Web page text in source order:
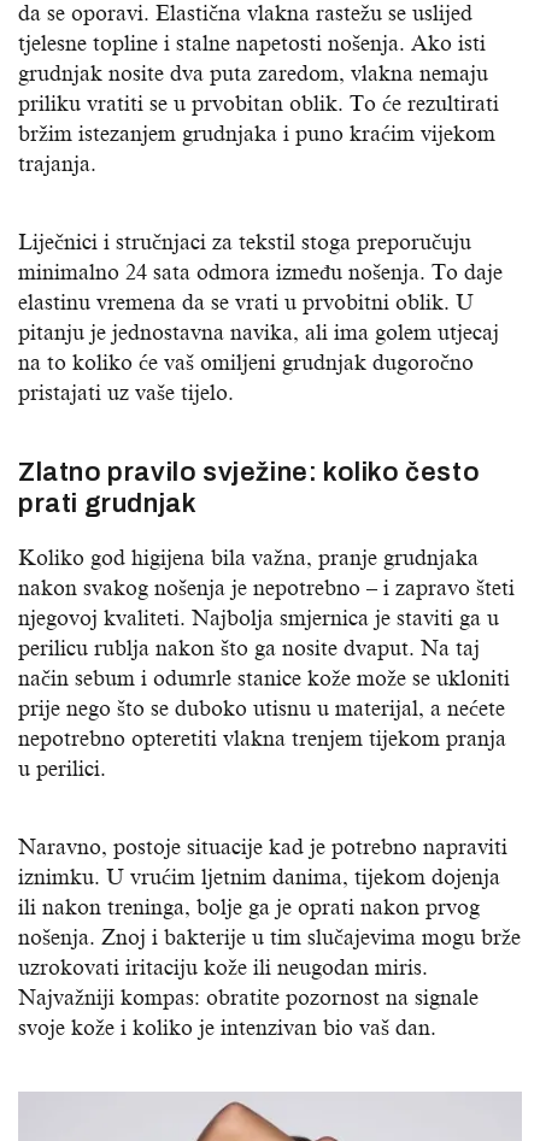
da se oporavi. Elastična vlakna rastežu se uslijed
tjelesne topline i stalne napetosti nošenja. Ako isti
grudnjak nosite dva puta zaredom, vlakna nemaju
priliku vratiti se u prvobitan oblik. To će rezultirati
bržim istezanjem grudnjaka i puno kraćim vijekom
trajanja.
Liječnici i stručnjaci za tekstil stoga preporučuju
minimalno 24 sata odmora između nošenja. To daje
elastinu vremena da se vrati u prvobitni oblik. U
pitanju je jednostavna navika, ali ima golem utjecaj
na to koliko će vaš omiljeni grudnjak dugoročno
pristajati uz vaše tijelo.
Zlatno pravilo svježine: koliko često
prati grudnjak
Koliko god higijena bila važna, pranje grudnjaka
nakon svakog nošenja je nepotrebno – i zapravo šteti
njegovoj kvaliteti. Najbolja smjernica je staviti ga u
perilicu rublja nakon što ga nosite dvaput. Na taj
način sebum i odumrle stanice kože može se ukloniti
prije nego što se duboko utisnu u materijal, a nećete
nepotrebno opteretiti vlakna trenjem tijekom pranja
u perilici.
Naravno, postoje situacije kad je potrebno napraviti
iznimku. U vrućim ljetnim danima, tijekom dojenja
ili nakon treninga, bolje ga je oprati nakon prvog
nošenja. Znoj i bakterije u tim slučajevima mogu brže
uzrokovati iritaciju kože ili neugodan miris.
Najvažniji kompas: obratite pozornost na signale
svoje kože i koliko je intenzivan bio vaš dan.